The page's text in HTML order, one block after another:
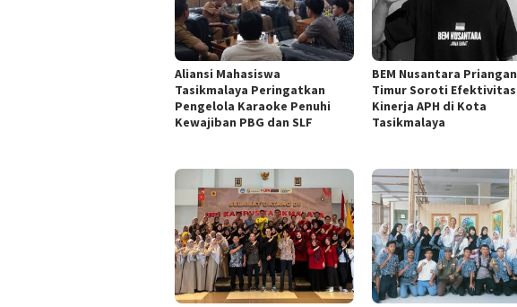
Aliansi Mahasiswa
Tasikmalaya Peringatkan
Pengelola Karaoke Penuhi
Kewajiban PBG dan SLF
BEM Nusantara Priangan
Timur Soroti Efektivitas
Kinerja APH di Kota
Tasikmalaya